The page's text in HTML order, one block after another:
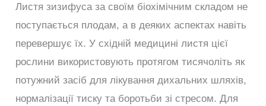
Листя зизифуса за своїм біохімічним складом не
поступається плодам, а в деяких аспектах навіть
перевершує їх. У східній медицині листя цієї
рослини використовують протягом тисячоліть як
потужний засіб для лікування дихальних шляхів,
нормалізації тиску та боротьби зі стресом. Для